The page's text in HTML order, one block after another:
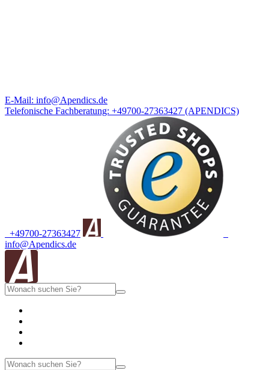
E-Mail: info@Apendics.de
Telefonische Fachberatung: +49700-27363427 (APENDICS)
+49700-27363427
info@Apendics.de